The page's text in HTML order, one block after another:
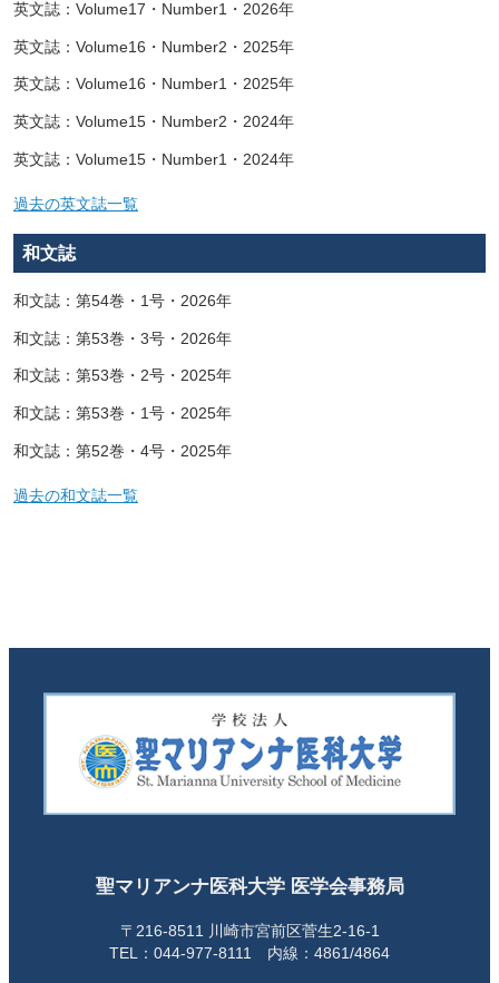
英文誌：Volume17・Number1・2026年
英文誌：Volume16・Number2・2025年
英文誌：Volume16・Number1・2025年
英文誌：Volume15・Number2・2024年
英文誌：Volume15・Number1・2024年
過去の英文誌一覧
和文誌
和文誌：第54巻・1号・2026年
和文誌：第53巻・3号・2026年
和文誌：第53巻・2号・2025年
和文誌：第53巻・1号・2025年
和文誌：第52巻・4号・2025年
過去の和文誌一覧
聖マリアンナ医科大学 医学会事務局
〒216-8511 川崎市宮前区菅生2-16-1
TEL：044-977-8111 内線：4861/4864